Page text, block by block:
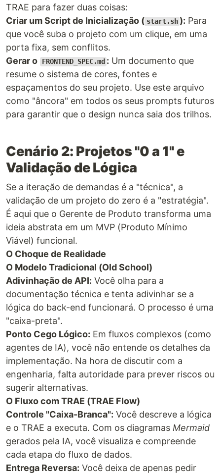
TRAE para fazer duas coisas:
Criar um Script de Inicialização ( start.sh ): Para
que você suba o projeto com um clique, em uma
porta fixa, sem conflitos.
Gerar o
FRONTEND_SPEC.md : Um documento que
resume o sistema de cores, fontes e
espaçamentos do seu projeto. Use este arquivo
como "âncora" em todos os seus prompts futuros
para garantir que o design nunca saia dos trilhos.
Cenário 2: Projetos "0 a 1" e
Validação de Lógica
Se a iteração de demandas é a "técnica", a
validação de um projeto do zero é a "estratégia".
É aqui que o Gerente de Produto transforma uma
ideia abstrata em um MVP (Produto Mínimo
Viável) funcional.
O Choque de Realidade
O Modelo Tradicional (Old School)
Adivinhação de API: Você olha para a
documentação técnica e tenta adivinhar se a
lógica do back-end funcionará. O processo é uma
"caixa-preta".
Ponto Cego Lógico: Em fluxos complexos (como
agentes de IA), você não entende os detalhes da
implementação. Na hora de discutir com a
engenharia, falta autoridade para prever riscos ou
sugerir alternativas.
O Fluxo com TRAE (TRAE Flow)
Controle "Caixa-Branca": Você descreve a lógica
e o TRAE a executa. Com os diagramas Mermaid
gerados pela IA, você visualiza e compreende
cada etapa do fluxo de dados.
Entrega Reversa: Você deixa de apenas pedir